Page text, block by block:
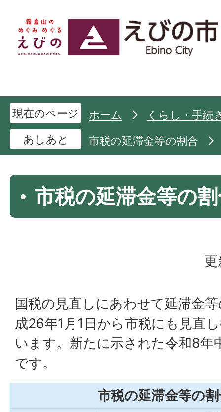
現在のページ ホーム
くらし・手続
あしあと
市税の延滞金等の割合
市税の延滞金等の
国税の見直しにあわせて延滞金
成26年1月1日から市税にも見直
います。新たに示された令和8年
です。
市税の延滞金等の